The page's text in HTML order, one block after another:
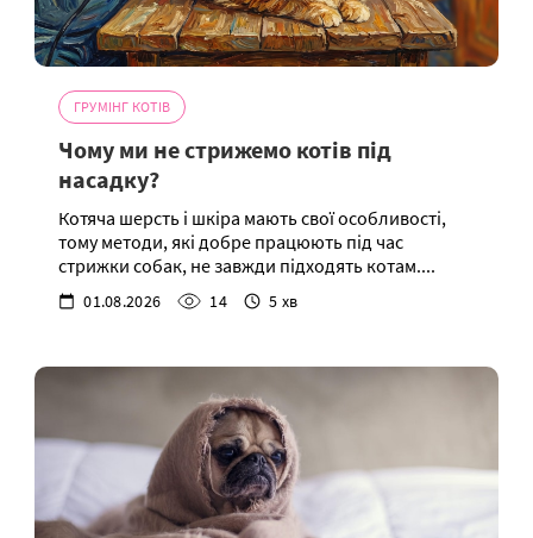
ГРУМІНГ КОТІВ
Чому ми не стрижемо котів під
насадку?
Котяча шерсть і шкіра мають свої особливості,
тому методи, які добре працюють під час
стрижки собак, не завжди підходять котам....
01.08.2026 14 5 хв